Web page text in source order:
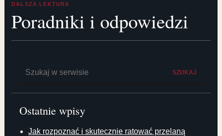
DALSZA LEKTURA
Poradniki i odpowiedzi
SZUKAJ
Ostatnie wpisy
Jak rozpoznać i skutecznie ratować przelaną